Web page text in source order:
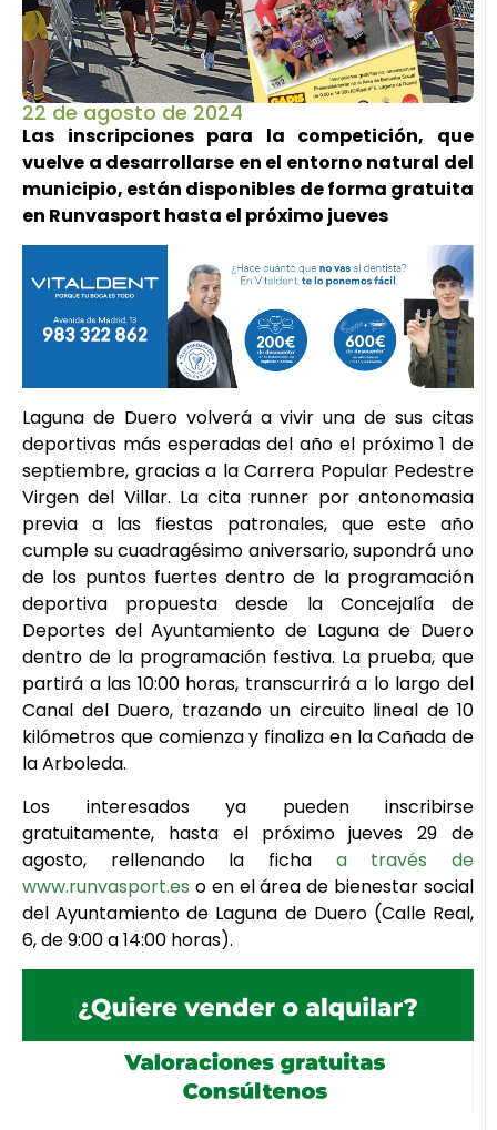
22 de agosto de 2024
Las inscripciones para la competición, que
vuelve a desarrollarse en el entorno natural del
municipio, están disponibles de forma gratuita
en Runvasport hasta el próximo jueves
Laguna de Duero volverá a vivir una de sus citas
deportivas más esperadas del año el próximo 1 de
septiembre, gracias a la Carrera Popular Pedestre
Virgen del Villar. La cita runner por antonomasia
previa a las fiestas patronales, que este año
cumple su cuadragésimo aniversario, supondrá uno
de los puntos fuertes dentro de la programación
deportiva propuesta desde la Concejalía de
Deportes del Ayuntamiento de Laguna de Duero
dentro de la programación festiva. La prueba, que
partirá a las 10:00 horas, transcurrirá a lo largo del
Canal del Duero, trazando un circuito lineal de 10
kilómetros que comienza y finaliza en la Cañada de
la Arboleda.
Los interesados ya pueden inscribirse
gratuitamente, hasta el próximo jueves 29 de
agosto, rellenando la ficha a través de
www.runvasport.es o en el área de bienestar social
del Ayuntamiento de Laguna de Duero (Calle Real,
6, de 9:00 a 14:00 horas).